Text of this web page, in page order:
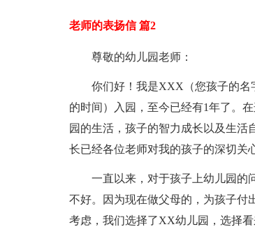
老师的表扬信 篇2
尊敬的幼儿园老师：
你们好！我是XXX（您孩子的
的时间）入园，至今已经有1年了。
园的生活，孩子的智力成长以及生活
长已经各位老师对我的孩子的深切关
一直以来，对于孩子上幼儿园的
不好。因为现在做父母的，为孩子付
考虑，我们选择了XX幼儿园，选择